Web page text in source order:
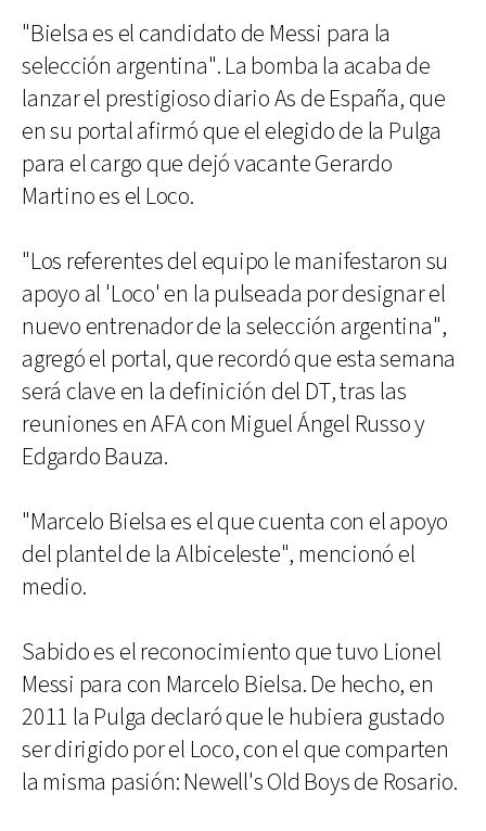
"Bielsa es el candidato de Messi para la
selección argentina". La bomba la acaba de
lanzar el prestigioso diario As de España, que
en su portal afirmó que el elegido de la Pulga
para el cargo que dejó vacante Gerardo
Martino es el Loco.
"Los referentes del equipo le manifestaron su
apoyo al 'Loco' en la pulseada por designar el
nuevo entrenador de la selección argentina",
agregó el portal, que recordó que esta semana
será clave en la definición del DT, tras las
reuniones en AFA con Miguel Ángel Russo y
Edgardo Bauza.
"Marcelo Bielsa es el que cuenta con el apoyo
del plantel de la Albiceleste", mencionó el
medio.
Sabido es el reconocimiento que tuvo Lionel
Messi para con Marcelo Bielsa. De hecho, en
2011 la Pulga declaró que le hubiera gustado
ser dirigido por el Loco, con el que comparten
la misma pasión: Newell's Old Boys de Rosario.